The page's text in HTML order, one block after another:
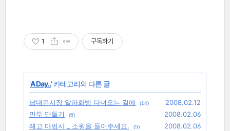
1 구독하기
'A Day..' 카테고리의 다른 글
남대문시장 알파화방 다녀오는 길에 (14)
2008.02.12
만두 만들기
(6)
2008.02.06
레고 마법사 _ 소원을 들어주세요.
(5)
2008.02.06